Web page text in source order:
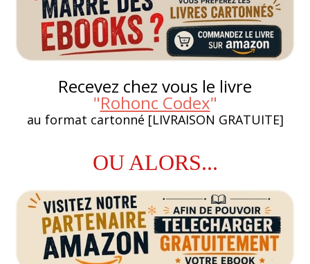
Recevez chez vous le livre
"Rohonc Codex"
au format cartonné [LIVRAISON GRATUITE]
OU ALORS...